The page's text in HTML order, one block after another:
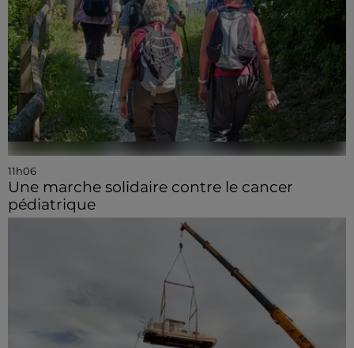
11h06
Une marche solidaire contre le cancer
pédiatrique